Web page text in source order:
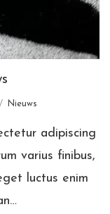
Nieuws
adipiscing
varius finibus,
luctus enim